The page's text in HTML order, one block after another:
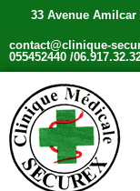
33 Avenue
contact@clinique-
055452440 /